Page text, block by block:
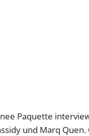
Paquette
und Marq Quen.